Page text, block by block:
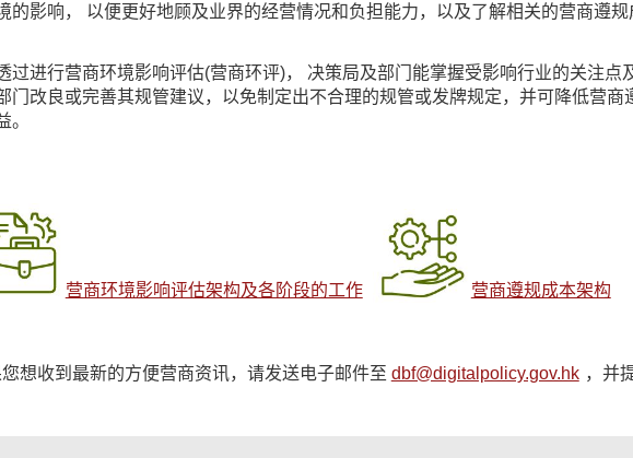
的影响， 以便更好地顾及业界的经营情况和负担能力，以及了解相关的营商遵规
过进行营商环境影响评估(营商环评)， 决策局及部门能掌握受影响行业的关注点
门改良或完善其规管建议，以免制定出不合理的规管或发牌规定，并可降低营商
。
营商环境影响评估架构及各阶段的工作 营商遵规成本架构
想收到最新的方便营商资讯，请发送电子邮件至 dbf@digitalpolicy.gov.hk ，并